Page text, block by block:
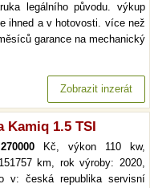
legálního původu. výkup
ihned a v hotovosti. více než
garance na mechanický
Zobrazit inzerát
Kamiq 1.5 TSI
270000 Kč, výkon 110 kw,
km, rok výroby: 2020,
v: česká republika servisní